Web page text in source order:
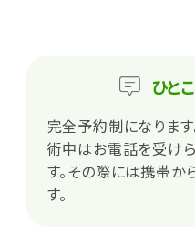
ひと
完全予約制になりま
術中はお電話を受け
す。その際には携帯か
す。